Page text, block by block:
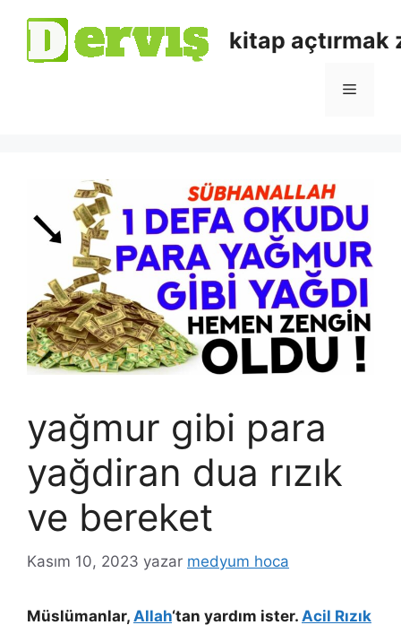
kitap açtırmak
yağmur gibi para
yağdiran dua rızık
ve bereket
Kasım 10, 2023 yazar medyum hoca
Müslümanlar, Allah‘tan yardım ister. Acil Rızık